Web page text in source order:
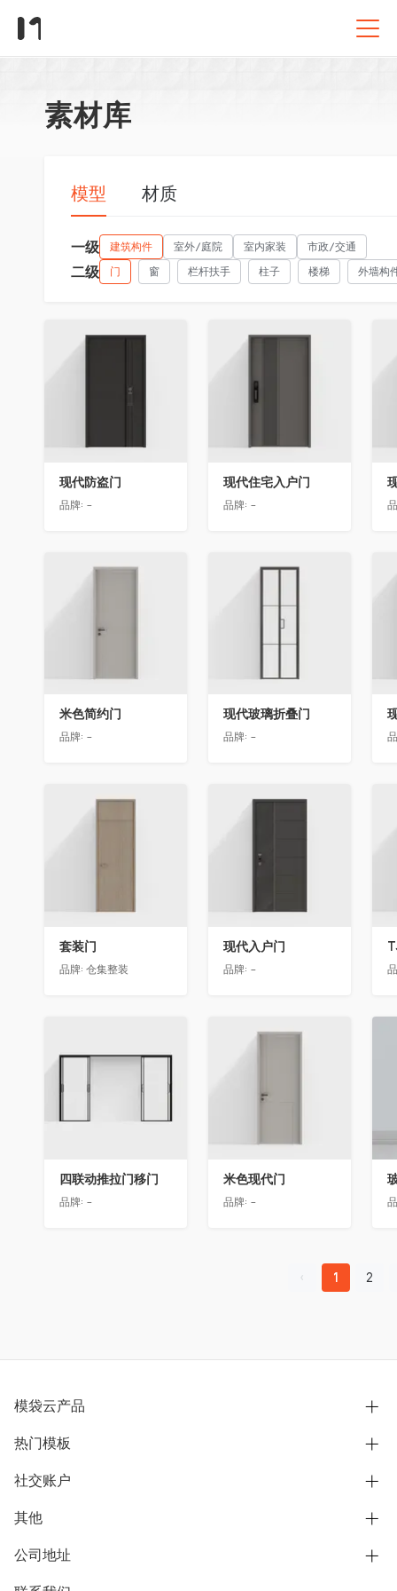
素材库
模型 材质
一级 建筑构件 室外/庭院 室内家装 市政/交通
二级 门 窗 栏杆扶手 柱子 楼梯 外墙构
收藏
现代防盗门
品牌: -
收藏
现代住宅入户门
品牌: -
收藏
米色简约门
品牌: -
收藏
现代玻璃折叠门
品牌: -
收藏
套装门
品牌: 仓集整装
收藏
现代入户门
品牌: -
四联动推拉门移门
品牌: -
收藏
米色现代门
品牌: -
1 2
模袋云产品
别墅设计营销
模型协同展示分享
别墅社区
热门模板
欧式别墅
中式别墅
社交账户
B站
抖音
微信公众号
其他
用户服务协议
隐私政策
公司地址